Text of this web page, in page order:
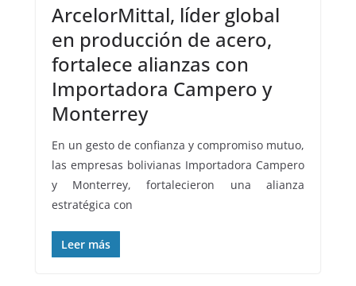
ArcelorMittal, líder global
en producción de acero,
fortalece alianzas con
Importadora Campero y
Monterrey
En un gesto de confianza y compromiso mutuo,
las empresas bolivianas Importadora Campero
y Monterrey, fortalecieron una alianza
estratégica con
Leer más